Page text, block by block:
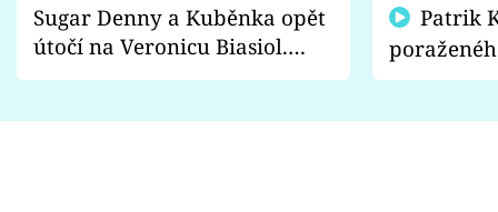
Sugar Denny a Kuběnka opět
útočí na Veronicu Biasiol.
Proč je podle nich falešná a
fanoušci